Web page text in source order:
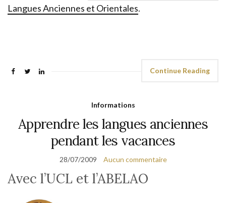
Langues Anciennes et Orientales.
Continue Reading
Informations
Apprendre les langues anciennes
pendant les vacances
28/07/2009 Aucun commentaire
Avec l’UCL et l’ABELAO